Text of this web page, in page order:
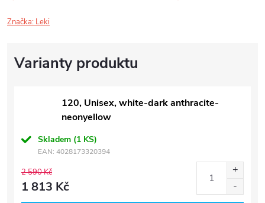
Značka: Leki
120, Unisex, white-dark anthracite-
neonyellow
Skladem (1 KS)
EAN: 4028173320394
2 590 Kč
1 813 Kč